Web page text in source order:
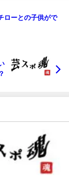
ローとの子供がで